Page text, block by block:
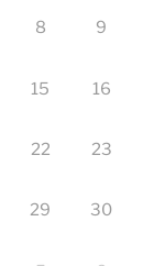
8 9
15 16
22 23
29 30